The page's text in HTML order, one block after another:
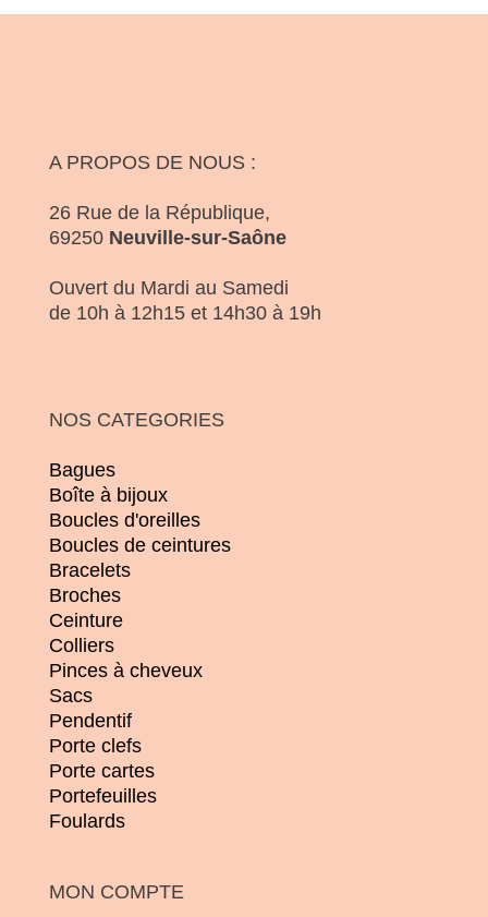
A PROPOS DE NOUS :
26 Rue de la République,
69250 Neuville-sur-Saône
Ouvert du Mardi au Samedi
de 10h à 12h15 et 14h30 à 19h
NOS CATEGORIES
Bagues
Boîte à bijoux
Boucles d'oreilles
Boucles de ceintures
Bracelets
Broches
Ceinture
Colliers
Pinces à cheveux
Sacs
Pendentif
Porte clefs
Porte cartes
Portefeuilles
Foulards
MON COMPTE